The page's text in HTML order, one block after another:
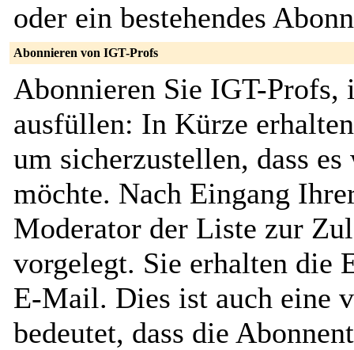
oder ein bestehendes
Abonnieren von IGT-Profs
Abonnieren Sie IGT-Profs,
ausfüllen: In Kürze
um sicherzustellen, dass
möchte. Nach Eingang
Moderator der Liste zur
vorgelegt. Sie erhalten die
E-Mail. Dies ist auch eine
bedeutet, dass die